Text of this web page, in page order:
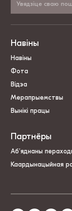
Навіны
Навіны
Фота
Відэа
Мерапрыемствы
Вынікі працы
Партнёры
Аб’яднаны
Каардынацыйная